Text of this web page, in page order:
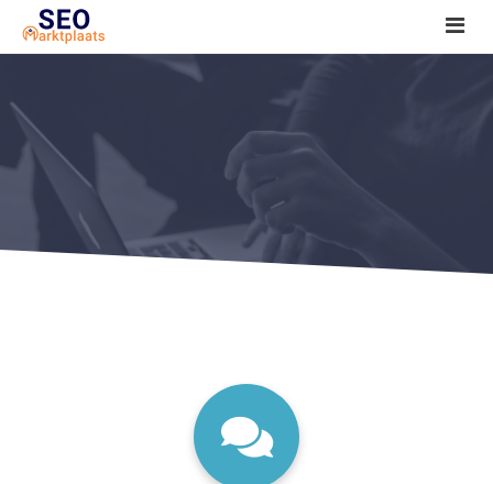
SEO tools reviews
Marketeer bij jou in de buurt?
Offerte
1. Seo voor beginners +
2. Onderzoeken +